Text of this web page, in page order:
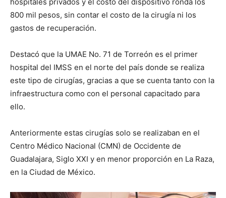
hospitales privados y el costo del dispositivo ronda los
800 mil pesos, sin contar el costo de la cirugía ni los
gastos de recuperación.
Destacó que la UMAE No. 71 de Torreón es el primer
hospital del IMSS en el norte del país donde se realiza
este tipo de cirugías, gracias a que se cuenta tanto con la
infraestructura como con el personal capacitado para
ello.
Anteriormente estas cirugías solo se realizaban en el
Centro Médico Nacional (CMN) de Occidente de
Guadalajara, Siglo XXI y en menor proporción en La Raza,
en la Ciudad de México.